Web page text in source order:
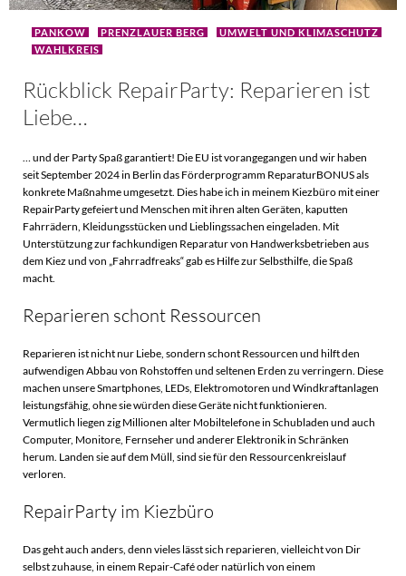
PANKOW PRENZLAUER BERG
UMWELT UND KLIMASCHUTZ
WAHLKREIS
Rückblick RepairParty: Reparieren ist
Liebe…
… und der Party Spaß garantiert! Die EU ist vorangegangen und wir haben
seit September 2024 in Berlin das Förderprogramm ReparaturBONUS als
konkrete Maßnahme umgesetzt. Dies habe ich in meinem Kiezbüro mit einer
RepairParty gefeiert und Menschen mit ihren alten Geräten, kaputten
Fahrrädern, Kleidungsstücken und Lieblingssachen eingeladen. Mit
Unterstützung zur fachkundigen Reparatur von Handwerksbetrieben aus
dem Kiez und von „Fahrradfreaks“ gab es Hilfe zur Selbsthilfe, die Spaß
macht.
Reparieren schont Ressourcen
Reparieren ist nicht nur Liebe, sondern schont Ressourcen und hilft den
aufwendigen Abbau von Rohstoffen und seltenen Erden zu verringern. Diese
machen unsere Smartphones, LEDs, Elektromotoren und Windkraftanlagen
leistungsfähig, ohne sie würden diese Geräte nicht funktionieren.
Vermutlich liegen zig Millionen alter Mobiltelefone in Schubladen und auch
Computer, Monitore, Fernseher und anderer Elektronik in Schränken
herum. Landen sie auf dem Müll, sind sie für den Ressourcenkreislauf
verloren.
RepairParty im Kiezbüro
Das geht auch anders, denn vieles lässt sich reparieren, vielleicht von Dir
selbst zuhause, in einem Repair-Café oder natürlich von einem